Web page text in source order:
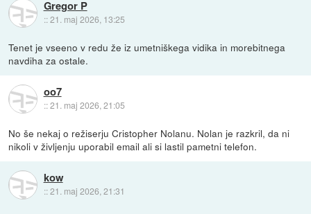
Gregor P
::21. maj 2026, 13:25
Tenet je vseeno v redu že iz umetniškega vidika in morebitnega
navdiha za ostale.
oo7
::21. maj 2026, 21:05
No še nekaj o režiserju Cristopher Nolanu. Nolan je razkril, da ni
nikoli v življenju uporabil email ali si lastil pametni telefon.
kow
::21. maj 2026, 21:31